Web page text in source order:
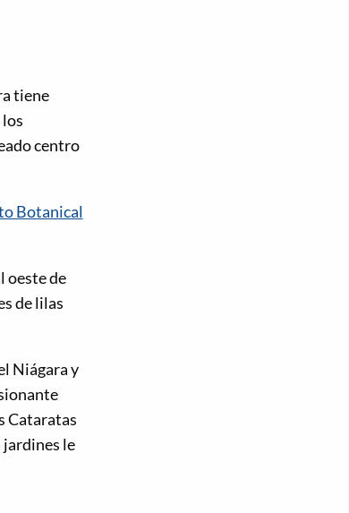
tiene
centro
Botanical
oeste de
de lilas
Niágara y
Cataratas
jardines le